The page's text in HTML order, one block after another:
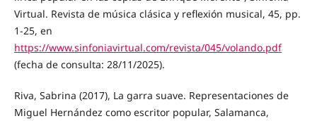
Virtual. Revista de música clásica y reflexión musical, 45, pp.
1-25, en
https://www.sinfoniavirtual.com/revista/045/volando.pdf
(fecha de consulta: 28/11/2025).
Riva, Sabrina (2017), La garra suave. Representaciones de
Miguel Hernández como escritor popular, Salamanca,